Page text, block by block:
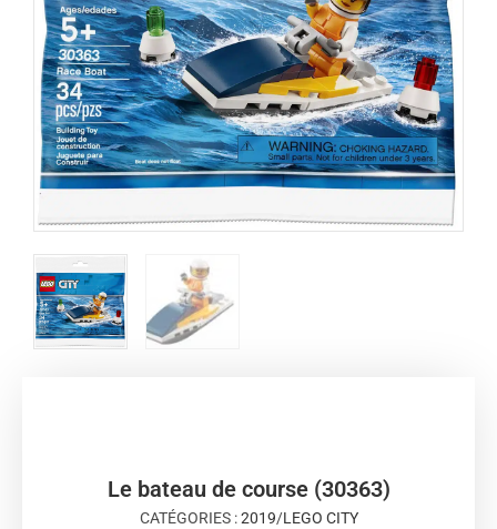
Le bateau de course (30363)
CATÉGORIES :2019/LEGO CITY